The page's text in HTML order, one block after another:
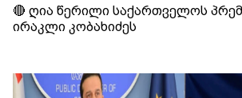
🔴 ღია წერილი საქართველოს
ირაკლი კობახიძეს